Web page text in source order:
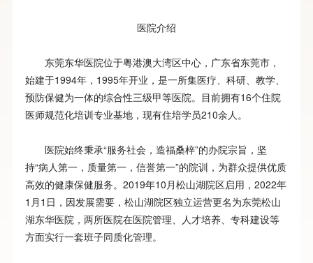
医院介绍
东莞东华医院位于粤港澳大湾区中心，广东省东莞市，
始建于1994年，1995年开业，是一所集医疗、科研、教学、
预防保健为一体的综合性三级甲等医院。目前拥有16个住院
医师规范化培训专业基地，现有住培学员210余人。
医院始终秉承“服务社会，造福桑梓”的办院宗旨，坚
持“病人第一，质量第一，信誉第一”的院训，为群众提供优质
高效的健康保健服务。2019年10月松山湖院区启用，2022年
1月1日，因发展需要，松山湖院区独立运营更名为东莞松山
湖东华医院，两所医院在医院管理、人才培养、专科建设等
方面实行一套班子同质化管理。